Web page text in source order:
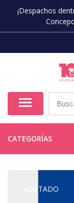
¡Despachos
CATEGORÍAS
AGOTADO